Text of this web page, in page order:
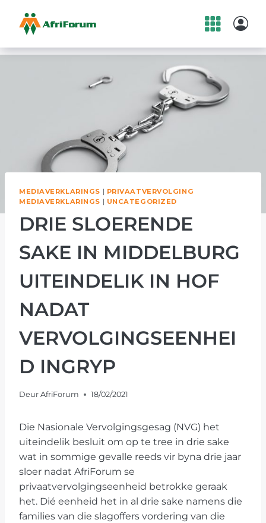
to
MEDIAVERKLARINGS | PRIVAATVERVOLGING
MEDIAVERKLARINGS | UNCATEGORIZED
DRIE SLOERENDE
SAKE IN MIDDELBURG
UITEINDELIK IN HOF
NADAT
VERVOLGINGSEENHEI
D INGRYP
Deur AfriForum 18/02/2021
Die Nasionale Vervolgingsgesag (NVG) het
uiteindelik besluit om op te tree in drie sake
wat in sommige gevalle reeds vir byna drie jaar
sloer nadat AfriForum se
privaatvervolgingseenheid betrokke geraak
het. Dié eenheid het in al drie sake namens die
families van die slagoffers vordering van die